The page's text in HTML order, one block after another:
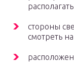
стороны
смотреть